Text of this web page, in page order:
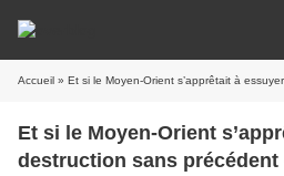
Accueil » Et si le Moyen-Orient s’apprêtait à essuyer une destruction
Et si le Moyen-Orient
destruction sans précédent